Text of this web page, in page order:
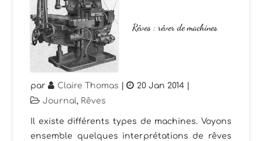
Rêves : rêver de machines
par Claire Thomas | 20 Jan 2014
Journal, Rêves
Il existe différents types de machines. Voyons
ensemble quelques interprétations de rêves